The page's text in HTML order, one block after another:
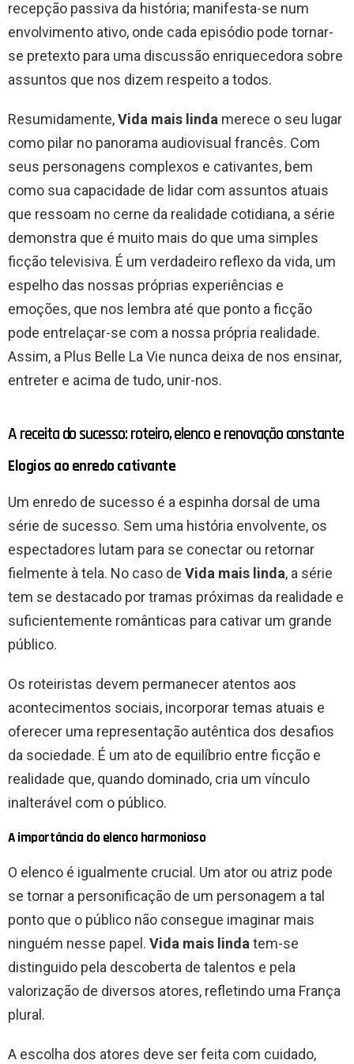
recepção passiva da história; manifesta-se num
envolvimento ativo, onde cada episódio pode tornar-
se pretexto para uma discussão enriquecedora sobre
assuntos que nos dizem respeito a todos.
Resumidamente,Vida mais linda merece o seu lugar
como pilar no panorama audiovisual francês. Com
seus personagens complexos e cativantes, bem
como sua capacidade de lidar com assuntos atuais
que ressoam no cerne da realidade cotidiana, a série
demonstra que é muito mais do que uma simples
ficção televisiva. É um verdadeiro reflexo da vida, um
espelho das nossas próprias experiências e
emoções, que nos lembra até que ponto a ficção
pode entrelaçar-se com a nossa própria realidade.
Assim, a Plus Belle La Vie nunca deixa de nos ensinar,
entreter e acima de tudo, unir-nos.
A receita do sucesso: roteiro, elenco e renovação constante
Elogios ao enredo cativante
Um enredo de sucesso é a espinha dorsal de uma
série de sucesso. Sem uma história envolvente, os
espectadores lutam para se conectar ou retornar
fielmente à tela. No caso de Vida mais linda, a série
tem se destacado por tramas próximas da realidade e
suficientemente românticas para cativar um grande
público.
Os roteiristas devem permanecer atentos aos
acontecimentos sociais, incorporar temas atuais e
oferecer uma representação autêntica dos desafios
da sociedade. É um ato de equilíbrio entre ficção e
realidade que, quando dominado, cria um vínculo
inalterável com o público.
A importância do elenco harmonioso
O elenco é igualmente crucial. Um ator ou atriz pode
se tornar a personificação de um personagem a tal
ponto que o público não consegue imaginar mais
ninguém nesse papel. Vida mais linda tem-se
distinguido pela descoberta de talentos e pela
valorização de diversos atores, refletindo uma França
plural.
A escolha dos atores deve ser feita com cuidado,